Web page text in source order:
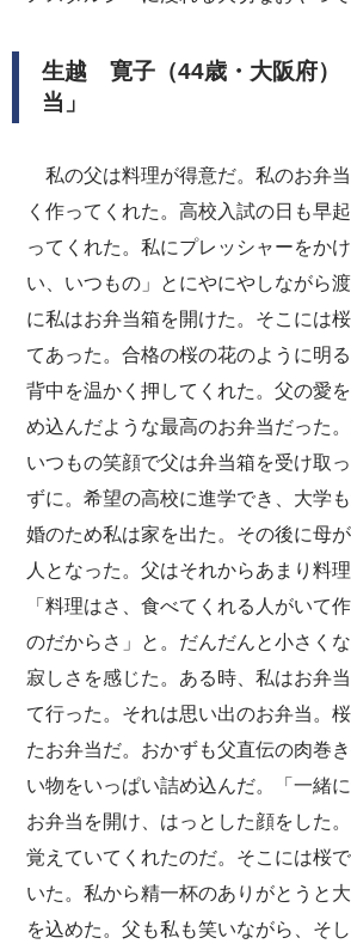
生越 寛子（44歳・大阪府）
当」
私の父は料理が得意だ。私のお弁
く作ってくれた。高校入試の日も早
ってくれた。私にプレッシャーをか
い、いつもの」とにやにやしながら
に私はお弁当箱を開けた。そこには
てあった。合格の桜の花のように明
背中を温かく押してくれた。父の愛
め込んだような最高のお弁当だった
いつもの笑顔で父は弁当箱を受け取
ずに。希望の高校に進学でき、大学
婚のため私は家を出た。その後に母
人となった。父はそれからあまり料
「料理はさ、食べてくれる人がいて
のだからさ」と。だんだんと小さく
寂しさを感じた。ある時、私はお弁
て行った。それは思い出のお弁当。
たお弁当だ。おかずも父直伝の肉巻
い物をいっぱい詰め込んだ。「一緒
お弁当を開け、はっとした顔をした
覚えていてくれたのだ。そこには桜
いた。私から精一杯のありがとうと
を込めた。父も私も笑いながら、そ